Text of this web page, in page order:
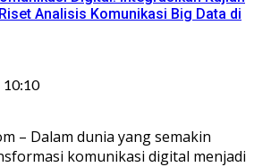
Analisis Komunikasi Big Data di
10:10
– Dalam dunia yang semakin
komunikasi digital menjadi